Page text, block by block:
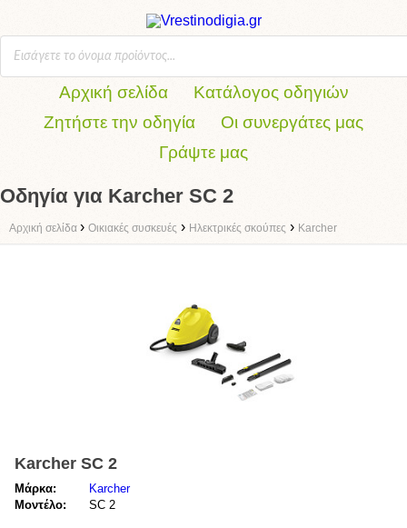
Αρχική σελίδα
Κατάλογος οδηγιών
Ζητήστε την οδηγία
Οι συνεργάτες μας
Γράψτε μας
Οδηγία για Karcher SC 2
Αρχική σελίδα › Οικιακές συσκευές › Ηλεκτρικές σκούπες › Karcher
Karcher SC 2
Μάρκα:
Karcher
Μοντέλο:
SC 2